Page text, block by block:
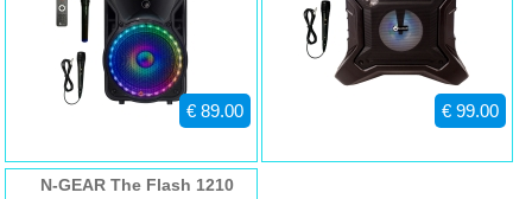
€ 89.00 € 99.00
N-GEAR The Flash 1210